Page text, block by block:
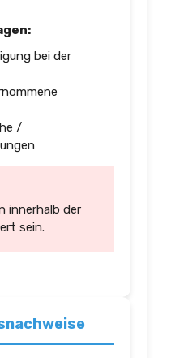
bei der
/
innerhalb der
sein.